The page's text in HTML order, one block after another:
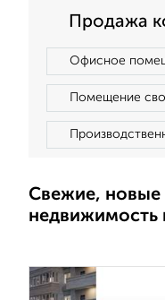
Продажа
Офисное
Помещение
Свежие, новые
недвижимость